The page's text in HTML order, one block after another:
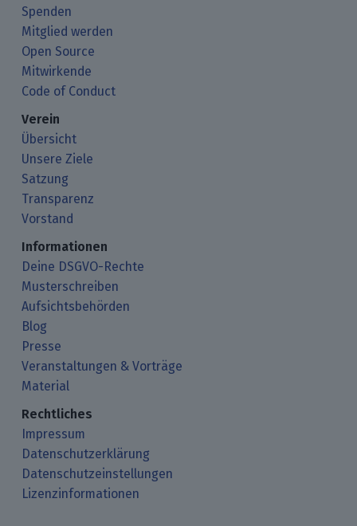
Spenden
Mitglied werden
Open Source
Mitwirkende
Code of Conduct
Verein
Übersicht
Unsere Ziele
Satzung
Transparenz
Vorstand
Informationen
Deine DSGVO-Rechte
Musterschreiben
Aufsichtsbehörden
Blog
Presse
Veranstaltungen & Vorträge
Material
Rechtliches
Impressum
Datenschutzerklärung
Datenschutzeinstellungen
Lizenzinformationen